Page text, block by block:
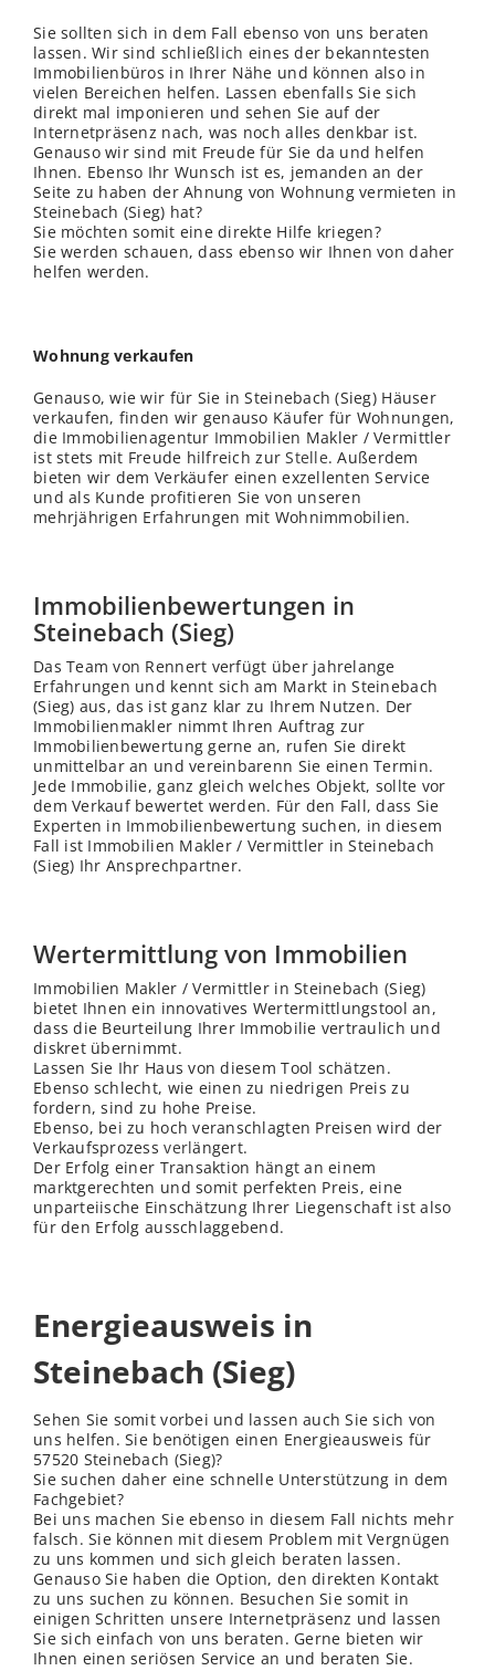
Sie sollten sich in dem Fall ebenso von uns beraten
lassen. Wir sind schließlich eines der bekanntesten
Immobilienbüros in Ihrer Nähe und können also in
vielen Bereichen helfen. Lassen ebenfalls Sie sich
direkt mal imponieren und sehen Sie auf der
Internetpräsenz nach, was noch alles denkbar ist.
Genauso wir sind mit Freude für Sie da und helfen
Ihnen. Ebenso Ihr Wunsch ist es, jemanden an der
Seite zu haben der Ahnung von Wohnung vermieten in
Steinebach (Sieg) hat?
Sie möchten somit eine direkte Hilfe kriegen?
Sie werden schauen, dass ebenso wir Ihnen von daher
helfen werden.
Wohnung verkaufen
Genauso, wie wir für Sie in Steinebach (Sieg) Häuser
verkaufen, finden wir genauso Käufer für Wohnungen,
die Immobilienagentur Immobilien Makler / Vermittler
ist stets mit Freude hilfreich zurStelle. Außerdem
bieten wir dem Verkäufer einen exzellenten Service
und als Kunde profitieren Sie von unseren
mehrjährigen Erfahrungen mit Wohnimmobilien.
Immobilienbewertungen in
Steinebach (Sieg)
Das Team von Rennert verfügt über jahrelange
Erfahrungen und kennt sich am Markt in Steinebach
(Sieg) aus, das ist ganz klar zu Ihrem Nutzen. Der
Immobilienmakler nimmt Ihren Auftrag zur
Immobilienbewertung gerne an, rufen Sie direkt
unmittelbar an und vereinbarenn Sie einen Termin.
Jede Immobilie, ganz gleich welches Objekt, sollte vor
dem Verkauf bewertet werden. Für den Fall, dass Sie
Experten in Immobilienbewertung suchen, in diesem
Fall ist Immobilien Makler / Vermittler in Steinebach
(Sieg) Ihr Ansprechpartner.
Wertermittlung von Immobilien
Immobilien Makler / Vermittler in Steinebach (Sieg)
bietet Ihnen ein innovatives Wertermittlungstool an,
dass die Beurteilung Ihrer Immobilie vertraulich und
diskret übernimmt.
Lassen Sie Ihr Haus von diesem Tool schätzen.
Ebenso schlecht, wie einen zu niedrigen Preis zu
fordern, sind zu hohe Preise.
Ebenso, bei zu hoch veranschlagten Preisen wird der
Verkaufsprozessverlängert.
Der Erfolg einer Transaktion hängt an einem
marktgerechten und somit perfekten Preis, eine
unparteiische Einschätzung Ihrer Liegenschaft ist also
für den Erfolg ausschlaggebend.
Energieausweis in
Steinebach (Sieg)
Sehen Sie somit vorbei und lassen auch Sie sich von
uns helfen. Sie benötigen einen Energieausweis für
57520 Steinebach (Sieg)?
Sie suchen daher eine schnelle Unterstützung in dem
Fachgebiet?
Bei uns machen Sie ebenso in diesem Fall nichts mehr
falsch. Sie können mit diesem Problem mit Vergnügen
zu uns kommen und sich gleich beraten lassen.
Genauso Sie haben die Option, den direkten Kontakt
zu uns suchen zu können. Besuchen Sie somit in
einigen Schritten unsere Internetpräsenz und lassen
Sie sich einfach von uns beraten. Gerne bieten wir
Ihnen einen seriösen Service an und beraten Sie.